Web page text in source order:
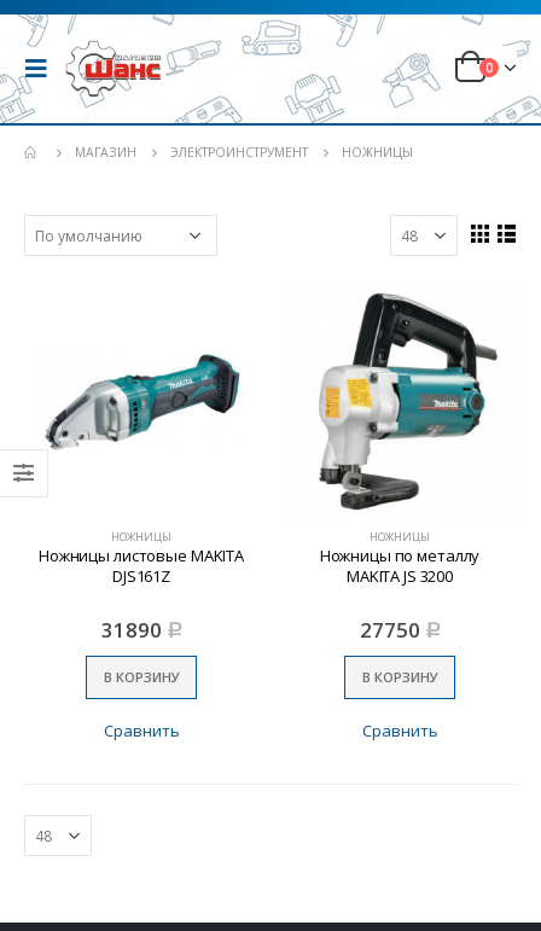
0
МАГАЗИН ЭЛЕКТРОИНСТРУМЕНТ НОЖНИЦЫ
НОЖНИЦЫ
Ножницы листовые MAKITA
DJS161Z
31890 Р
В КОРЗИНУ
Сравнить
НОЖНИЦЫ
Ножницы по металлу
MAKITA JS 3200
27750 Р
В КОРЗИНУ
Сравнить